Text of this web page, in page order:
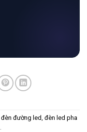
đèn đường led, đèn led pha
.